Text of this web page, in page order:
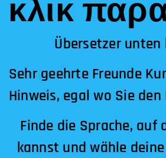
κλικ
Übersetzer unten
Sehr geehrte Freunde
Hinweis, egal wo Sie
Finde die Sprache, auf
kannst und wähle